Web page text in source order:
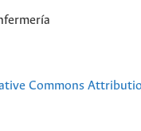
Commons